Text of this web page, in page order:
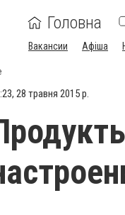
Головна
Вакансии Афіша
28 травня 2015 р.